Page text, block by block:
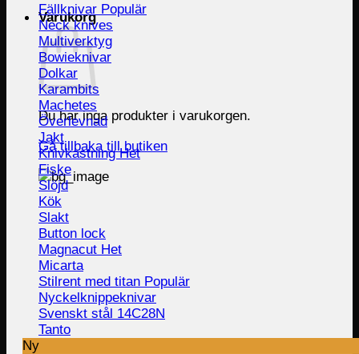
Varukorg
Du har inga produkter i varukorgen.
Gå tillbaka till butiken
Fällknivar
Neck knives
Multiverktyg
Bowieknivar
Dolkar
Karambits
Machetes
Överlevnad
Jakt
Knivkastning
Fiske
Slöjd
Kök
Slakt
Button lock
Magnacut
Micarta
Stilrent med titan
Nyckelknippeknivar
Svenskt stål 14C28N
Tanto
Ny